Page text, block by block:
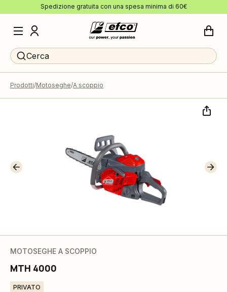
Spedizione gratuita con una spesa minima di 60€
Cerca
Prodotti Motoseghe A scoppio
MOTOSEGHE A SCOPPIO
MTH 4000
PRIVATO